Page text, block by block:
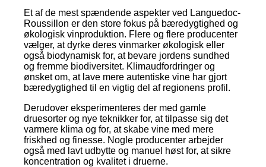
Et af de mest spændende aspekter ved Languedoc-
Roussillon er den store fokus på bæredygtighed og
økologisk vinproduktion. Flere og flere producenter
vælger, at dyrke deres vinmarker økologisk eller
også biodynamisk for, at bevare jordens sundhed
og fremme biodiversitet. Klimaudfordringer og
ønsket om, at lave mere autentiske vine har gjort
bæredygtighed til en vigtig del af regionens profil.
Derudover eksperimenteres der med gamle
druesorter og nye teknikker for, at tilpasse sig det
varmere klima og for, at skabe vine med mere
friskhed og finesse. Nogle producenter arbejder
også med lavt udbytte og manuel høst for, at sikre
koncentration og kvalitet i druerne.